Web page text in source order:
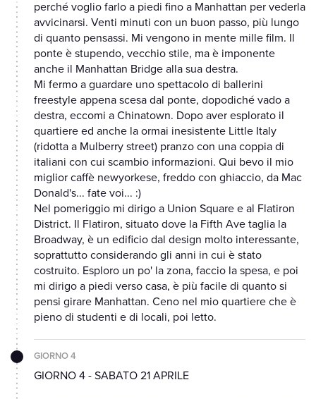
perché voglio farlo a piedi fino a Manhattan per vederla
avvicinarsi. Venti minuti con un buon passo, più lungo
di quanto pensassi. Mi vengono in mente mille film. Il
ponte è stupendo, vecchio stile, ma è imponente
anche il Manhattan Bridge alla sua destra.
Mi fermo a guardare uno spettacolo di ballerini
freestyle appena scesa dal ponte, dopodiché vado a
destra, eccomi a Chinatown. Dopo aver esplorato il
quartiere ed anche la ormai inesistente Little Italy
(ridotta a Mulberry street) pranzo con una coppia di
italiani con cui scambio informazioni. Qui bevo il mio
miglior caffè newyorkese, freddo con ghiaccio, da Mac
Donald's... fate voi... :)
Nel pomeriggio mi dirigo a Union Square e al Flatiron
District. Il Flatiron, situato dove la Fifth Ave taglia la
Broadway, è un edificio dal design molto interessante,
soprattutto considerando gli anni in cui è stato
costruito. Esploro un po' la zona, faccio la spesa, e poi
mi dirigo a piedi verso casa, è più facile di quanto si
pensi girare Manhattan. Ceno nel mio quartiere che è
pieno di studenti e di locali, poi letto.
GIORNO 4
GIORNO 4 - SABATO 21 APRILE